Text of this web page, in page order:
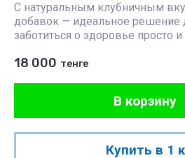
С натуральным клубничным
добавок — идеальное решение
заботиться о здоровье просто и
18 000 тенге
В корзину
Купить в 1